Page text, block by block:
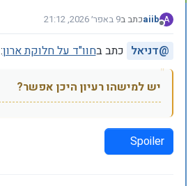
A
מנותק
aiibכתב ב9 באפר׳ 2026, 21:12
נערך לאחרונה על ידי
@דניאל כתב בחוו"ד על חלוקת ארון:
יש למישהו רעיון היכן אפשר?
Spoiler